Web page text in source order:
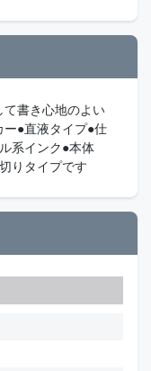
書き心地のよい
●直液タイプ●仕
系インク●本体
りタイプです